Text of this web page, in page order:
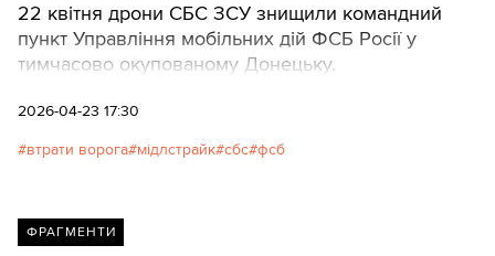
22 квітня дрони СБС ЗСУ знищили командний
пункт Управління мобільних дій ФСБ Росії у
тимчасово окупованому Донецьку.
2026-04-23 17:30
втрати ворога мідлстрайк сбс фсб
ФРАГМЕНТИ